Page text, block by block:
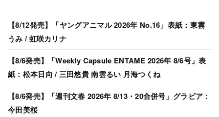
【8/12発売】「ヤングアニマル 2026年 No.16」表紙：東雲
うみ / 虹咲カリナ
【8/6発売】「Weekly Capsule ENTAME 2026年 8/6号」表
紙：松本日向 / 三田悠貴 南雲るい 月海つくね
【8/6発売】「週刊文春 2026年 8/13・20合併号」グラビア：
今田美桜